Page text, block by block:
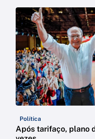
Política
Após tarifaço, plano